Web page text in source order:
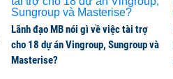
Lãnh đạo MB nói gì về việc tài trợ
cho 18 dự án Vingroup, Sungroup và
Masterise?